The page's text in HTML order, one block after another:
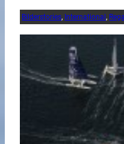
Bilderstories, International,